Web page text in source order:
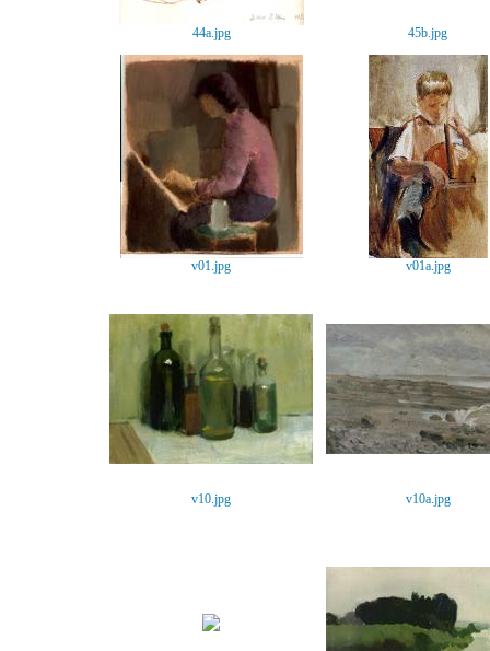
44a.jpg 45b.jpg
v01.jpg v01a.jpg
v10.jpg v10a.jpg